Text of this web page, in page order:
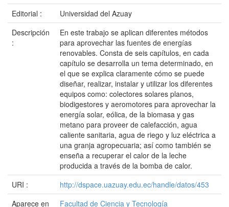
Editorial :
Universidad del Azuay
Descripción
:
En este trabajo se aplican diferentes métodos
para aprovechar las fuentes de energías
renovables. Consta de seis capítulos, en cada
capítulo se desarrolla un tema determinado, en
el que se explica claramente cómo se puede
diseñar, realizar, instalar y utilizar los diferentes
equipos como: colectores solares planos,
biodigestores y aeromotores para aprovechar la
energía solar, eólica, de la biomasa y gas
metano para proveer de calefacción, agua
caliente sanitaria, agua de riego y luz eléctrica a
una granja agropecuaria; así como también se
enseña a recuperar el calor de la leche
producida a través de la bomba de calor.
URI :
http://dspace.uazuay.edu.ec/handle/datos/453
Aparece en
Facultad de Ciencia y Tecnología